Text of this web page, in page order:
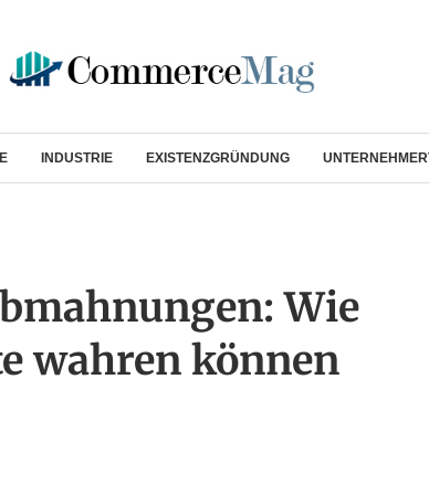
INDUSTRIE EXISTENZGRÜNDUNG
Wie
wahren können